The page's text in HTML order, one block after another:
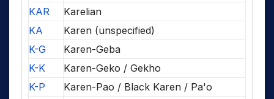
KAR
Karelian
KA
Karen (unspecified)
K-G
Karen-Geba
K-K
Karen-Geko / Gekho
K-P
Karen-Pao / Black Karen / Pa'o